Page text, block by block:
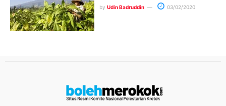
by Udin Badruddin 03/02/2020